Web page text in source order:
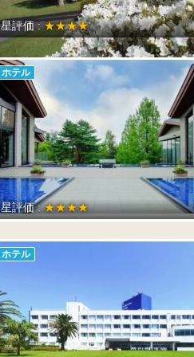
星評価 :★★★★
ホテル
星評価 :★★★★
ホテル